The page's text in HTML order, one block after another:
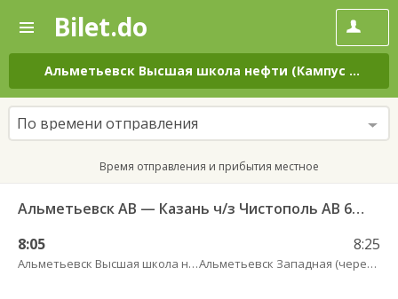
—
Поиск
и
покупка
билетов
на
автобус
онлайн
Bilet.do
Альметьевск Высшая школа нефти (Кампус АГНИ)
По времени отправления
Время отправления и прибытия местное
Альметьевск АВ — Казань ч/з Чистополь АВ 694
8:05
Альметьевск Высшая школа нефти (Кампус АГНИ)
8:25
Альметьевск Западная (через дорогу от АЗС Татнефть)